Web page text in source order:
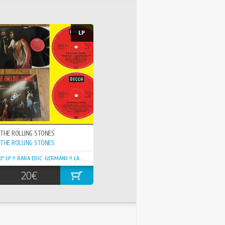
LP
THE ROLLING STONES
THE ROLLING STONES
1º LP !! RARA EDIC. GERMANY !! LABEL ROJO DECCA !!
20€